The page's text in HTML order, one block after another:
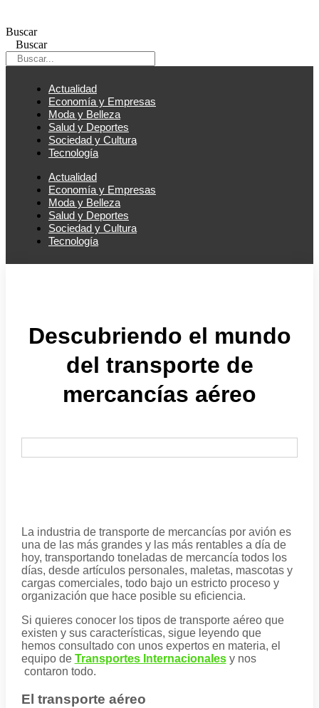
contenido
Buscar
Buscar
Actualidad
Economía y Empresas
Moda y Belleza
Salud y Deportes
Sociedad y Cultura
Tecnología
Actualidad
Economía y Empresas
Moda y Belleza
Salud y Deportes
Sociedad y Cultura
Tecnología
Descubriendo el mundo
del transporte de
mercancías aéreo
La industria de transporte de mercancías por avión es
una de las más grandes y las más rentables a día de
hoy, transportando toneladas de mercancía todos los
días, desde artículos personales, maletas, mascotas y
cargas comerciales, todo bajo un estricto proceso y
organización que hace posible su eficiencia.
Si quieres conocer los tipos de transporte aéreo que
existen y sus características, sigue leyendo que
hemos consultado con unos expertos en materia, el
equipo de Transportes Internacionalesy nos
contaron todo.
El transporte aéreo